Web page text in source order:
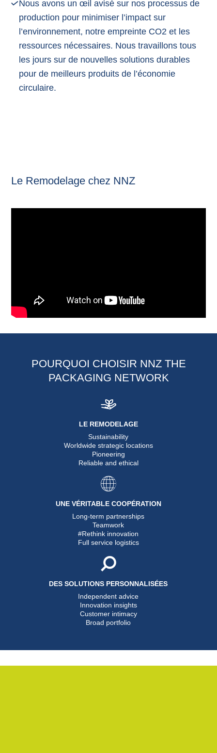
Nous avons un œil avisé sur nos processus de
production pour minimiser l’impact sur
l’environnement, notre empreinte CO2 et les
ressources nécessaires. Nous travaillons tous
les jours sur de nouvelles solutions durables
pour de meilleurs produits de l’économie
circulaire.
Le Remodelage chez NNZ
POURQUOI CHOISIR NNZ THE
PACKAGING NETWORK
LE REMODELAGE
Sustainability
Worldwide strategic locations
Pioneering
Reliable and ethical
UNE VÉRITABLE COOPÉRATION
Long-term partnerships
Teamwork
#Rethink innovation
Full service logistics
DES SOLUTIONS PERSONNALISÉES
Independent advice
Innovation insights
Customer intimacy
Broad portfolio